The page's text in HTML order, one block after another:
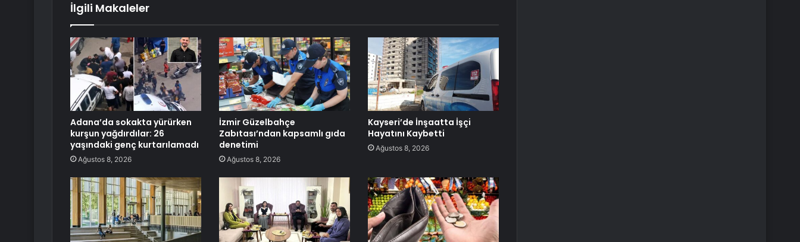
İlgili Makaleler
Adana’da sokakta yürürken
kurşun yağdırdılar: 26
yaşındaki genç kurtarılamadı
Ağustos 8, 2026
İzmir Güzelbahçe
Zabıtası’ndan kapsamlı gıda
denetimi
Ağustos 8, 2026
Kayseri’de İnşaatta İşçi
Hayatını Kaybetti
Ağustos 8, 2026